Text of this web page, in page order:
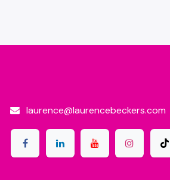
laurence@laurencebeckers.com